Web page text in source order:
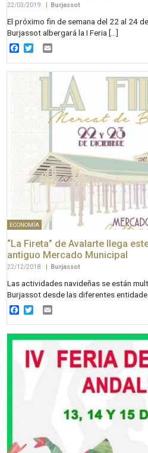
22/03/2019 Burjassot
El próximo fin de semana del 22 al 24
Burjassot albergará la I Feria […]
Facebook
Twitter
ECONOMÍA
“La Fireta” de Avalarte llega
antiguo Mercado Municipal
22/12/2018 Burjassot
Las actividades navideñas se están
Burjassot desde las diferentes
Facebook
Twitter